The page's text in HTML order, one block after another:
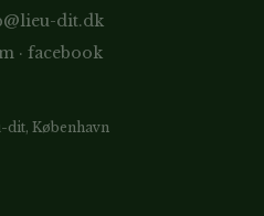
dit.dk
· facebook
København